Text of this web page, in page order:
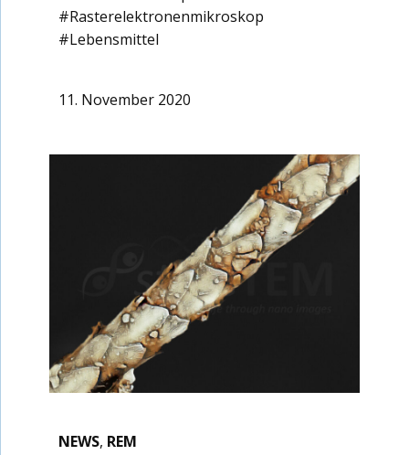
#Rasterelektronenmikroskop
#Lebensmittel
11. November 2020
NEWS, REM